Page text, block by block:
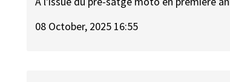
08 October, 2025 16:55